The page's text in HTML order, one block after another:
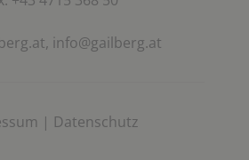
info@gailberg.at
| Datenschutz